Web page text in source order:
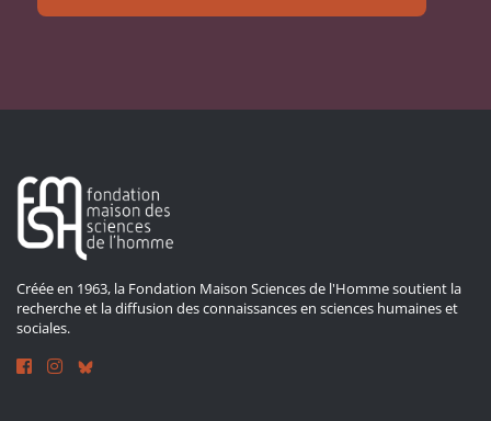
Créée en 1963, la Fondation Maison Sciences de l'Homme soutient la
recherche et la diffusion des connaissances en sciences humaines et
sociales.